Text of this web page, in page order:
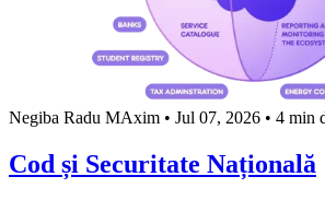
Negiba Radu MAxim • Jul 07, 2026 • 4 min
Cod și Securitate Națională